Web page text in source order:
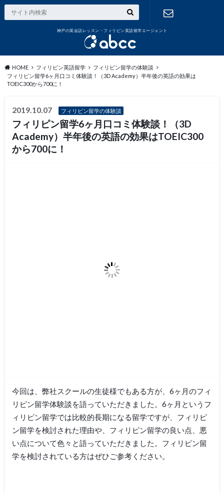
神戸の英会話レッスン・フィリピン英語留学エージェント
HOME フィリピン英語留学
フィリピン留学の体験談
フィリピン留学6ヶ月口コミ体験談！（3D Academy）半年後の英語の効果は
TOEIC300から700に！
2019.10.07 フィリピン留学の体験談
フィリピン留学6ヶ月口コミ体験談！（3D
Academy）半年後の英語の効果はTOEIC300
から700に！
今回は、弊社スクールの生徒様でもある方が、6ヶ月のフィ
リピン留学体験談を語っていただきました。6ヶ月というフ
ィリピン留学では比較的長期になる留学ですが、フィリピ
ン留学を検討された理由や、フィリピン留学の良い点、悪
い点について色々と語っていただきました。フィリピン留
学を検討されている方はぜひご参考ください。